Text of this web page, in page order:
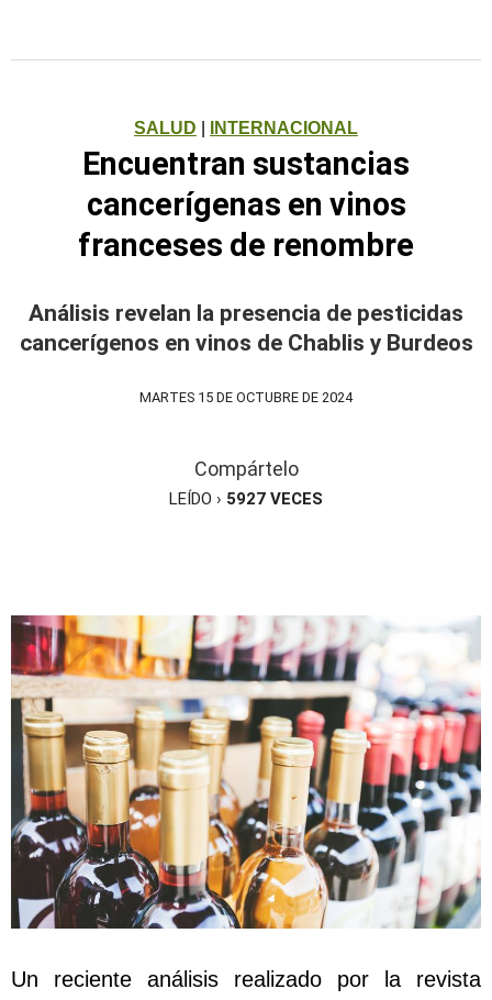
SALUD INTERNACIONAL
Encuentran sustancias
cancerígenas en vinos
franceses de renombre
Análisis revelan la presencia de pesticidas
cancerígenos en vinos de Chablis y Burdeos
MARTES 15 DE OCTUBRE DE 2024
Compártelo
LEÍDO › 5927 VECES
Un reciente análisis realizado por la revista